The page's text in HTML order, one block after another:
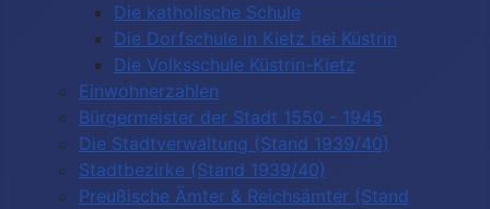
Die katholische Schule
Die Dorfschule in Kietz bei Küstrin
Die Volksschule Küstrin-Kietz
Einwohnerzahlen
Bürgermeister der Stadt 1550 - 1945
Die Stadtverwaltung (Stand 1939/40)
Stadtbezirke (Stand 1939/40)
Preußische Ämter & Reichsämter (Stand